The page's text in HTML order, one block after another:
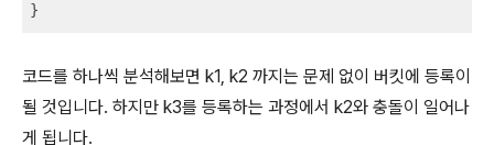
}
코드를 하나씩 분석해보면 k1, k2 까지는 문제 없이 버킷에 등록이
될 것입니다. 하지만 k3를 등록하는 과정에서 k2와 충돌이 일어나
게 됩니다.